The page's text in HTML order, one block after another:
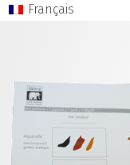
Français